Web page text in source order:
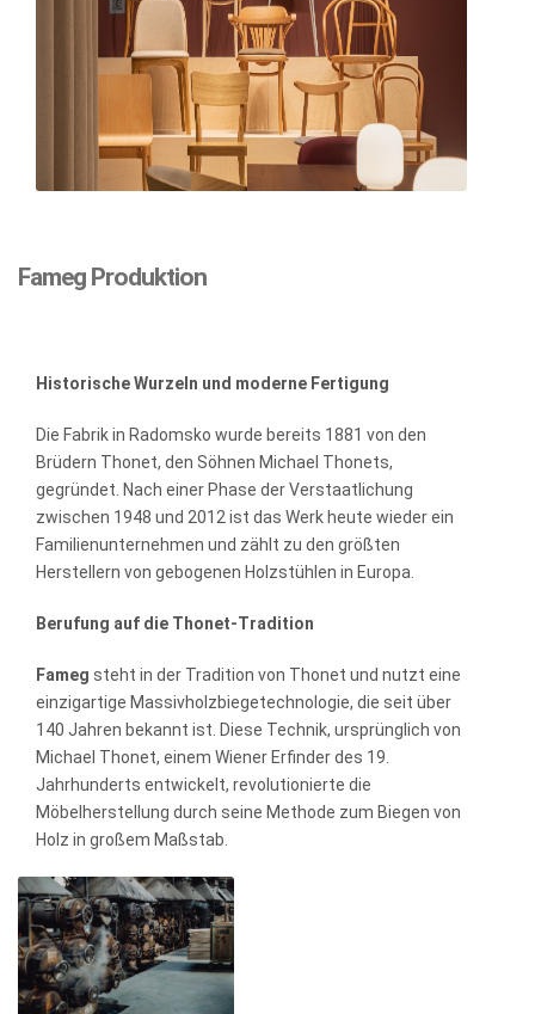
Fameg Produktion
Historische Wurzeln und moderne Fertigung
Die Fabrik in Radomsko wurde bereits 1881 von den
Brüdern Thonet, den Söhnen Michael Thonets,
gegründet. Nach einer Phase der Verstaatlichung
zwischen 1948 und 2012 ist das Werk heute wieder ein
Familienunternehmen und zählt zu den größten
Herstellern von gebogenen Holzstühlen in Europa.
Berufung auf die Thonet-Tradition
Fameg steht in der Tradition von Thonet und nutzt eine
einzigartige Massivholzbiegetechnologie, die seit über
140 Jahren bekannt ist. Diese Technik, ursprünglich von
Michael Thonet, einem Wiener Erfinder des 19.
Jahrhunderts entwickelt, revolutionierte die
Möbelherstellung durch seine Methode zum Biegen von
Holz in großem Maßstab.